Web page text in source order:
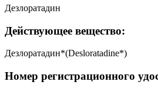
Дезлоратадин
Действующее вещество:
Дезлоратадин*(Desloratadine*)
Номер регистрационного